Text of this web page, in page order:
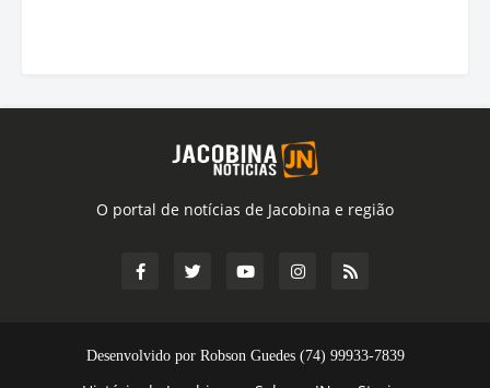
O portal de notícias de Jacobina e região
Desenvolvido por Robson Guedes (74) 99933-7839